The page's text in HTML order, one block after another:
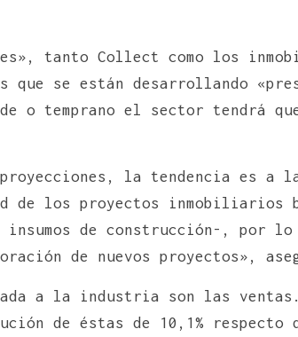
tanto Collect como los
que se están desarrollando
o temprano el sector tendrá que
la tendencia es a
de los proyectos inmobiliarios
de construcción-, por lo
de nuevos proyectos»,
a la industria son las ventas.
de éstas de 10,1% respecto